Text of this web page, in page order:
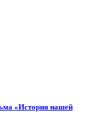
«История нашей